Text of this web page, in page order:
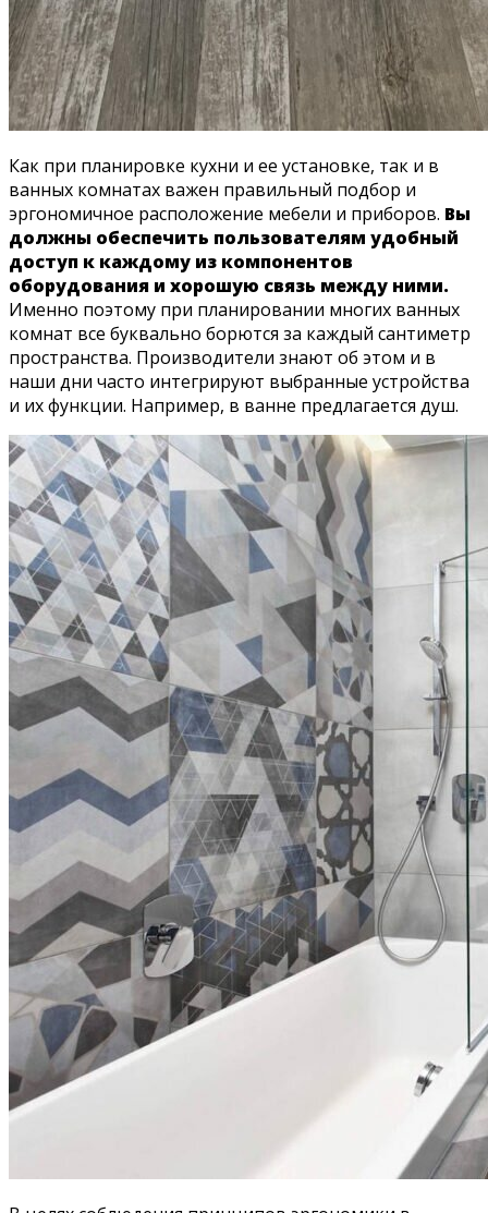
Как при планировке кухни и ее установке, так и в
ванных комнатах важен правильный подбор и
эргономичное расположение мебели и приборов. Вы
должны обеспечить пользователям удобный
доступ к каждому из компонентов
оборудования и хорошую связь между ними.
Именно поэтому при планировании многих ванных
комнат все буквально борются за каждый сантиметр
пространства. Производители знают об этом и в
наши дни часто интегрируют выбранные устройства
и их функции. Например, в ванне предлагается душ.